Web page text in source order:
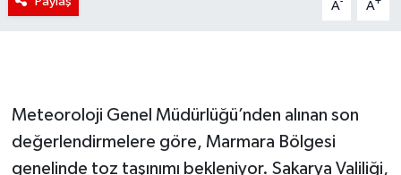
A A
Meteoroloji Genel Müdürlüğü’nden alınan son
değerlendirmelere göre, Marmara Bölgesi
genelinde toz taşınımı bekleniyor. Sakarya Valiliği,